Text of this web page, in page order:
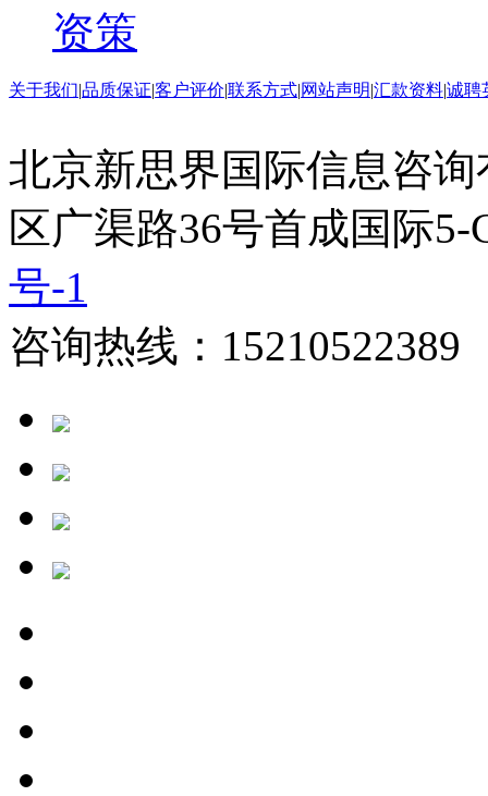
资策
关于我们|品质保证|客户评价|联系方式|网站声明|汇款资料|诚聘
北京新思界国际信息咨
区广渠路36号首成国际
号-1
咨询热线：